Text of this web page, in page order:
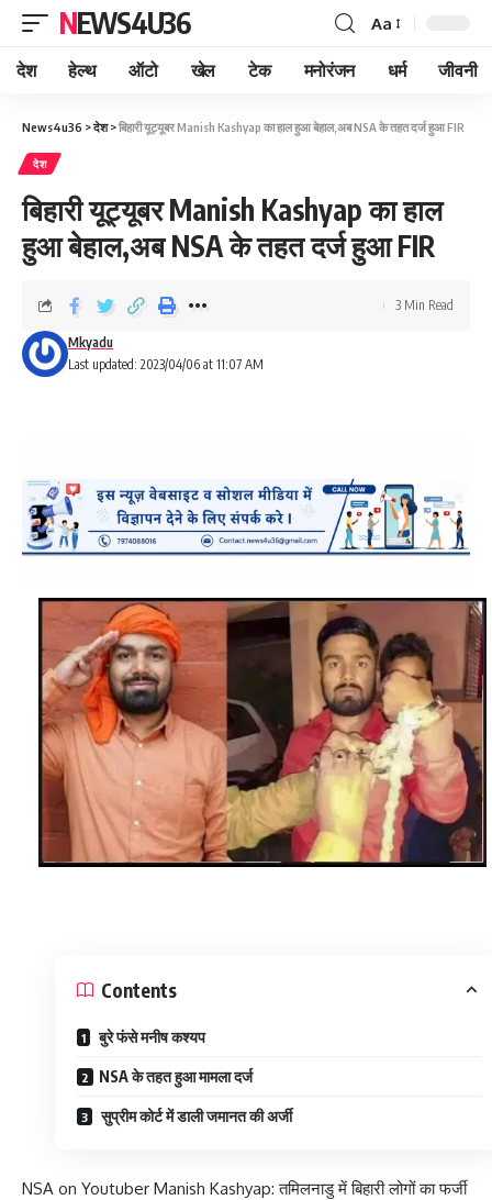
NEWS4U36 Aa
देश हेल्थ ऑटो खेल टेक मनोरंजन धर्म जीवनी
News4u36 >देश>बिहारी यूट्यूबर Manish Kashyap का हाल हुआ बेहाल,अब NSA के तहत दर्ज हुआ FIR
देश
बिहारी यूट्यूबर Manish Kashyap का हाल
हुआ बेहाल,अब NSA के तहत दर्ज हुआ FIR
Last updated: 2023/04/06 at 11:07 AM
Mkyadu
3 Min Read
Contents
बुरे फंसे मनीष कश्यप
NSA के तहत हुआ मामला दर्ज
सुप्रीम कोर्ट में डाली जमानत की अर्जी
NSA on Youtuber Manish Kashyap: तमिलनाडु में बिहारी लोगों का फर्जी